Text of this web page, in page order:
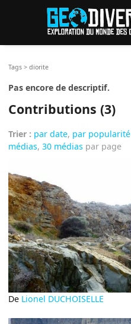
Tags >diorite
Pas encore de descriptif.
Contributions (3)
Trier : par date, par popularité
médias,30 médias par page
De Lionel DUCHOISELLE